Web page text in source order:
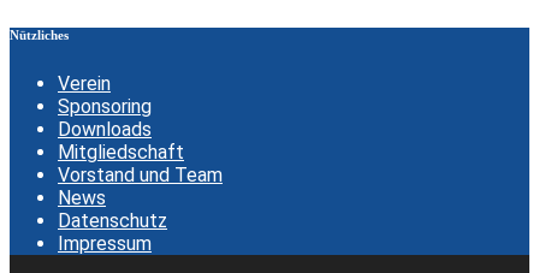
Nützliches
Verein
Sponsoring
Downloads
Mitgliedschaft
Vorstand und Team
News
Datenschutz
Impressum